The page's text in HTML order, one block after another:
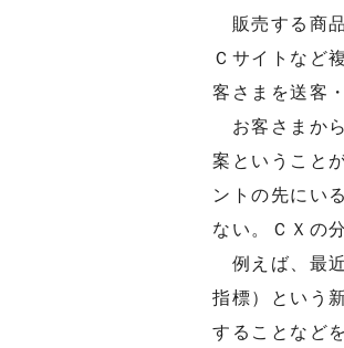
販売する商
Ｃサイトなど
客さまを送客
お客さまか
案ということ
ントの先にい
ない。ＣＸの
例えば、最
指標）という
することなど